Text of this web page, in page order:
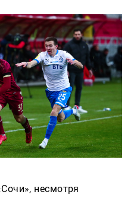
несмотря